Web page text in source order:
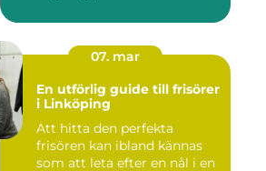
07. mar
En utförlig guide till frisörer
i Linköping
Att hitta den perfekta
frisören kan ibland kännas
som att leta efter en nål i en